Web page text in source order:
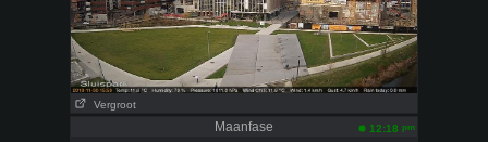
Vergroot
Maanfase 12:18 pm